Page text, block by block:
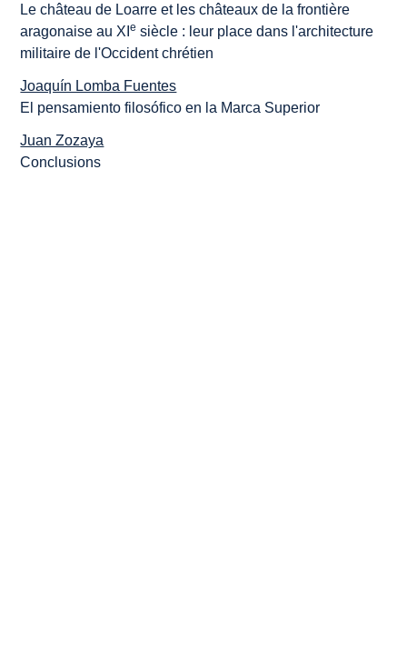
Le château de Loarre et les châteaux de la frontière
aragonaise au XIe siècle : leur place dans l'architecture
militaire de l'Occident chrétien
Joaquín Lomba Fuentes
El pensamiento filosófico en la Marca Superior
Juan Zozaya
Conclusions